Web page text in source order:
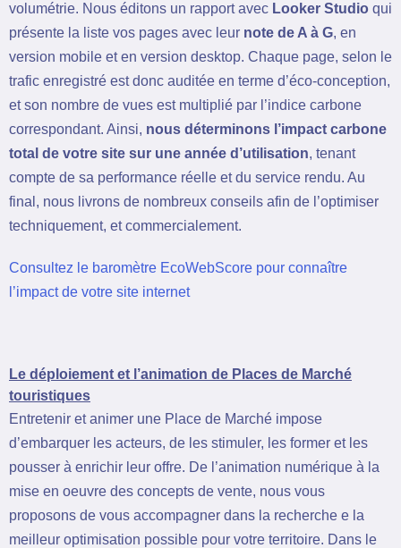
volumétrie. Nous éditons un rapport avec Looker Studio qui
présente la liste vos pages avec leur note de A à G, en
version mobile et en version desktop. Chaque page, selon le
trafic enregistré est donc auditée en terme d’éco-conception,
et son nombre de vues est multiplié par l’indice carbone
correspondant. Ainsi, nous déterminons l’impact carbone
total de votre site sur une année d’utilisation, tenant
compte de sa performance réelle et du service rendu. Au
final, nous livrons de nombreux conseils afin de l’optimiser
techniquement, et commercialement.
Consultez le baromètre EcoWebScore pour connaître
l’impact de votre site internet
Le déploiement et l’animation de Places de Marché
touristiques
Entretenir et animer une Place de Marché impose
d’embarquer les acteurs, de les stimuler, les former et les
pousser à enrichir leur offre. De l’animation numérique à la
mise en oeuvre des concepts de vente, nous vous
proposons de vous accompagner dans la recherche e la
meilleur optimisation possible pour votre territoire. Dans le